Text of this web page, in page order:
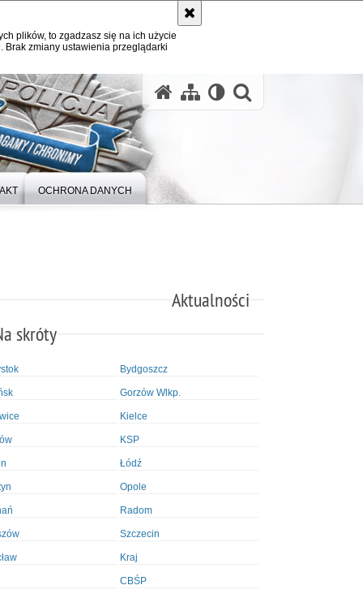
plików, to zgadzasz się na ich użycie
zmiany ustawienia przeglądarki
OCHRONA DANYCH
Aktualności
skróty
Bydgoszcz
Gorzów Wlkp.
Kielce
KSP
Łódź
Opole
Radom
Szczecin
Kraj
CBŚP